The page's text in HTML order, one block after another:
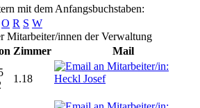
mit dem Anfangsbuchstaben:
O R S W
Mitarbeiter/innen der Verwaltung
Zimmer
Mail
1.18